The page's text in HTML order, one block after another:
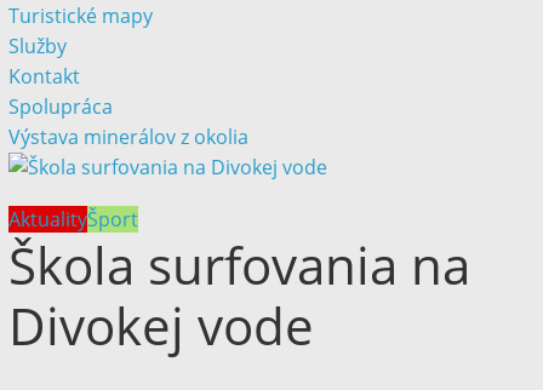
Turistické mapy
Služby
Kontakt
Spolupráca
Výstava minerálov z okolia
AktualityŠport
Škola surfovania na
Divokej vode